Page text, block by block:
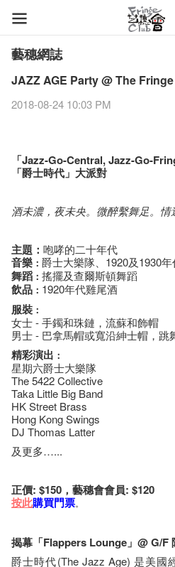
藝穗網誌
JAZZ AGE Party @ The Fringe
2018-08-24 10:03 PM
「Jazz-Go-Central, Jazz-Go-
「爵士時代」大派對
酒未濃，夜未央。微醉繫舞足。情
主題： 咆哮的二十年代
音樂 ： 爵士大樂隊、1920及1930年
舞蹈 ： 搖擺及查爾斯頓舞蹈
飲品 ： 1920年代雞尾酒
服裝 ：
女士 - 手鐲和珠鏈，流蘇和飾帽
男士 - 巴拿馬帽或寬沿紳士帽，跳
精彩演出 ：
星期六爵士大樂隊
The 5422 Collective
Taka Little Big Band
HK Street Brass
Hong Kong Swings
DJ Thomas Latter
及更多…...
正價: $150，藝穗會會員: $120
按此購買門票。
揭幕「Flappers Lounge」@ G/F
爵士時代(The Jazz Age) 是美國